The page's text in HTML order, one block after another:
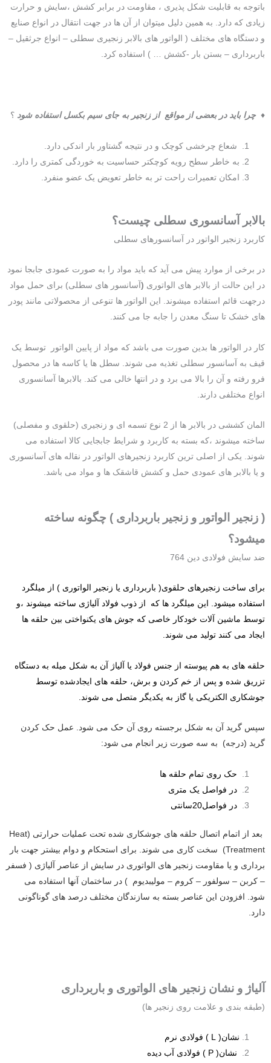
باتوجه به قابلیت شکل پذیری ، مقاومت در برابر کشش ،سایش و حرارت
زیادی که دارد. به همین دلیل میتوان از آن ها در جهت انتقال در انواع صنایع
و دستگاه های مختلف ( الواتور های بالابر زنجیری سطلی – انواع جرثقیل –
باربرداری – بستن بار -کشش … ) استفاده کرد.
♦ چرا باید در بعضی از مواقع از زنجیر به جای سیم بکسل استفاده شود ؟
شعاع چرخشی کوچک و در نتیجه گشتاور بار اندکی دارد.
به خاطر سطح رویه کوچکتر حساسیت به خوردگی کمتری را دارد.
امکان تعمیرات راحت تر به خاطر تعویض یک عضو منفرد.
بالابر آسانسوری سطلی چیست؟
کاربرد زنجیر الواتور در آسانسورهای سطلی
در برخی از موارد پیش می آید که باید مواد را به صورت عمودی جابجا نمود
در این حالت از بالابر های الواتوری (آسانسور های سطلی) برای حمل مواد
درجهت قائم استفاده میشوند. این الواتور ها تنوعی از محصولاتی مانند پودر
های خشک تا سنگ معدن را جابه جا می کنند.
کار در الواتور ها بدین صورت می باشد که مواد از پایین الواتور توسط یک
قیف به آسانسور سطلی تغذیه می شوند. سطل ها یا کاسه ها در محصول
فرو رفته و آن را بالا می برد و در انتها خالی می کند. بالابرها آسانسوری
انواع مختلفی دارند.
المان کششی در بالابر ها از 2 نوع تسمه ای و زنجیری (حلقوی و مفصلی)
ساخته میشوند ،که بسته به کاربرد و شرایط جابجایی کالا استفاده می
شوند. یکی از اصلی ترین کاربرد زنجیرهای الواتور در نقاله های آسانسوری
و یا بالابر های عمودی حمل و کشش قاشقک ها و مواد می باشد.
( زنجیر الواتور و زنجیر باربرداری ) چگونه ساخته
میشود؟
ضد سایش فولادی دین 764
برای ساخت زنجیرهای حلقوی( باربرداری یا زنجیر الواتوری ) از میلگرد
استفاده میشود. این میلگرد ها که از ذوب فولاد آلیاژی ساخته میشوند ،و
توسط ماشین آلات خودکار خاصی که جوش های یکنواختی بین حلقه ها
ایجاد می کنند تولید می شوند.
حلقه های به هم پیوسته از جنس فولاد یا آلياژ آن به شکل میله به دستگاه
تزریق شده و پس از خم کردن و برش، حلقه های ایجادشده توسط
جوشکاری الکتریکی یا گاز به یکدیگر متصل می شوند.
سپس گرید آن به شکل برجسته روی آن حک می شود. عمل حک کردن
گرید (درجه) به سه صورت زیر انجام می شود:
حک روی تمام حلقه ها
در فواصل یک متری
در فواصل20سانتی
بعد از اتمام اتصال حلقه های جوشکاری شده تحت عملیات حرارتی (Heat
Treatment) سخت کاری می شوند. برای استحکام و دوام بیشتر جهت بار
برداری و یا مقاومت زنجیر های الواتوری در سایش از عناصر آلیاژی ( فسفر
– کربن – سولفور – کروم – موليبديوم ) در ساختمان آنها استفاده می
شود. افزودن این عناصر بسته به سازندگان مختلف درصد های گوناگونی
دارد.
آلیاژ و نشان زنجیر های الواتوری و باربرداری
(طبقه بندی و علامت روی زنجیر ها)
نشان( L ) فولادی نرم
نشان( P ) فولادی آب دیده